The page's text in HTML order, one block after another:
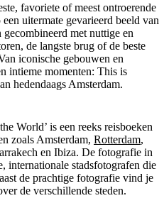
favoriete of meest ontroerende
uitermate gevarieerd beeld van
met nuttige en
de langste brug of de beste
iconische gebouwen en
intieme momenten: This is
hedendaags Amsterdam.
World’ is een reeks reisboeken
zoals Amsterdam, Rotterdam,
en Ibiza. De fotografie in
internationale stadsfotografen die
de prachtige fotografie vind je
de verschillende steden.